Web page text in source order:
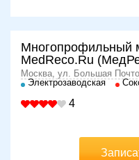
Многопрофильный
MedReco.Ru
Москва, ул. Большая
Электрозаводская
4